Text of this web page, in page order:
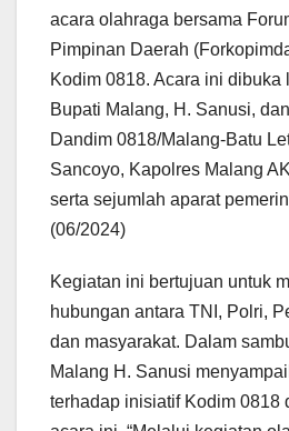
acara olahraga bersama
Pimpinan Daerah
Kodim 0818. Acara ini dibuka
Bupati Malang, H. Sanusi,
Dandim 0818/Malang-Batu
Sancoyo, Kapolres Malang
serta sejumlah aparat
(06/2024)
Kegiatan ini bertujuan untuk
hubungan antara TNI, Polri,
dan masyarakat. Dalam
Malang H. Sanusi
terhadap inisiatif Kodim 0818